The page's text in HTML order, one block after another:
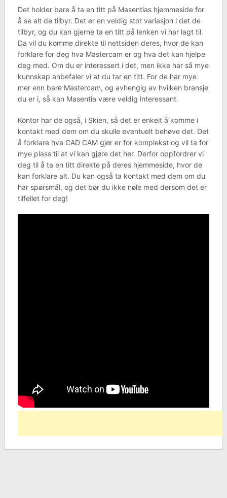
Det holder bare å ta en titt på Masentias hjemmeside for
å se alt de tilbyr. Det er en veldig stor variasjon i det de
tilbyr, og du kan gjerne ta en titt på lenken vi har lagt til.
Da vil du komme direkte til nettsiden deres, hvor de kan
forklare for deg hva Mastercam er og hva det kan hjelpe
deg med. Om du er interessert i det, men ikke har så mye
kunnskap anbefaler vi at du tar en titt. For de har mye
mer enn bare Mastercam, og avhengig av hvilken bransje
du er i, så kan Masentia være veldig interessant.
Kontor har de også, i Skien, så det er enkelt å komme i
kontakt med dem om du skulle eventuelt behøve det. Det
å forklare hva CAD CAM gjør er for komplekst og vil ta for
mye plass til at vi kan gjøre det her. Derfor oppfordrer vi
deg til å ta en titt direkte på deres hjemmeside, hvor de
kan forklare alt. Du kan også ta kontakt med dem om du
har spørsmål, og det bør du ikke nøle med dersom det er
tilfellet for deg!